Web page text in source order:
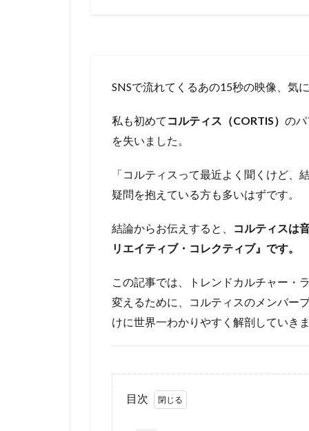
SNSで流れてくるあの15秒の映像、気
私も初めて コルティス（CORTIS） の
を失いました。
「コルティスって最近よく聞くけど
疑問を抱えている方も多いはずです。
結論からお伝えすると、
コルティスは
リエイティブ・コレクティブ』です。
この記事では、トレンドカルチャー・
変えるために、コルティスのメンバー
けに世界一わかりやすく解剖していき
目次